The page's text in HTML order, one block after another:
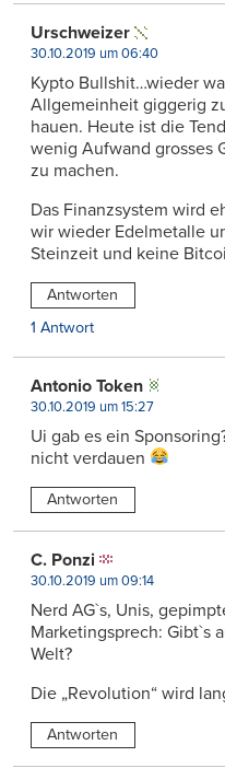
Urschweizer
30.10.2019 um 06:40
Kypto Bullshit…wieder
Allgemeinheit giggerig
hauen. Heute ist die
wenig Aufwand grosses
zu machen.
Das Finanzsystem wird
wir wieder Edelmetalle
Steinzeit und keine
Antworten
1 Antwort
Antonio Token
30.10.2019 um 15:27
Ui gab es ein
nicht verdauen
Antworten
C. Ponzi
30.10.2019 um 09:14
Nerd AG`s, Unis,
Marketingsprech: Gibt`s
Welt?
Die „Revolution“ wird
Antworten